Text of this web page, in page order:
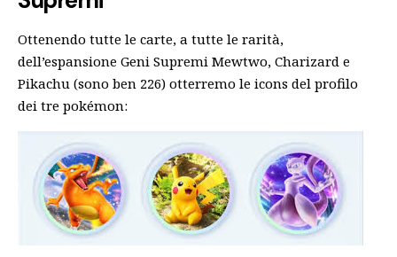
Ottenendo tutte le carte, a tutte le rarità,
dell’espansione Geni Supremi Mewtwo, Charizard e
Pikachu (sono ben 226) otterremo le icons del profilo
dei tre pokémon: